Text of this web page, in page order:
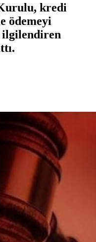
kredi
ödemeyi
ilgilendiren